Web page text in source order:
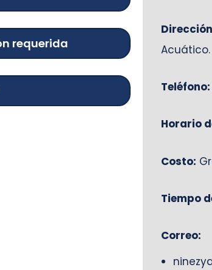
requerida
Acuático.
Teléfono:
Horario
Costo:
Tiempo
Correo: